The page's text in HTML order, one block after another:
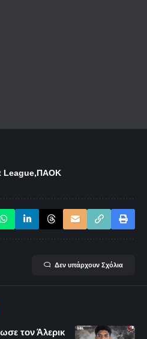
League ΠΑΟΚ
Δεν υπάρχουν Σχόλια
τον Άλερικ